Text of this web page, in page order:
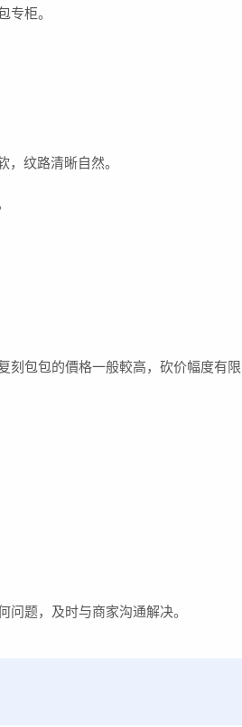
专柜。
纹路清晰自然。
包包的價格一般較高，砍价幅度有限
题，及时与商家沟通解决。